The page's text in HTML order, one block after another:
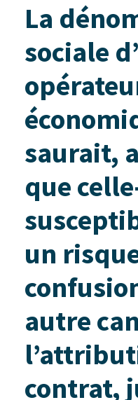
La
sociale
saurait,
que
un
autre
contrat,